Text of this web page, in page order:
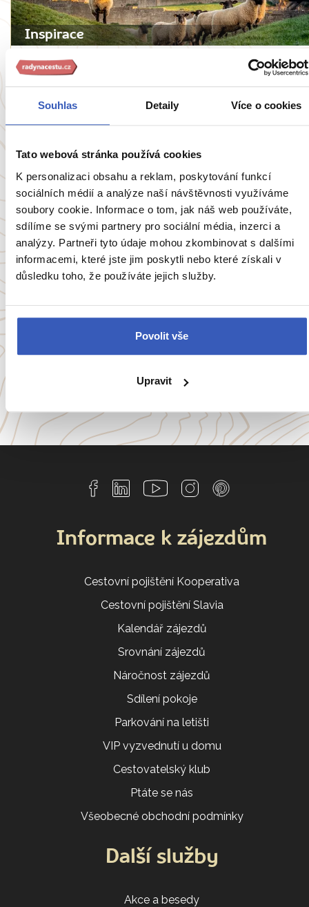
Souhlas Detaily Více o cookies
Tato webová stránka používá cookies
K personalizaci obsahu a reklam, poskytování funkcí
sociálních médií a analýze naší návštěvnosti využíváme
soubory cookie. Informace o tom, jak náš web používáte,
sdílíme se svými partnery pro sociální média, inzerci a
analýzy. Partneři tyto údaje mohou zkombinovat s dalšími
informacemi, které jste jim poskytli nebo které získali v
důsledku toho, že používáte jejich služby.
Povolit vše
Upravit
Inspirace
Pět nejmalebnějších vesnic Anglie: klenoty
eleganci
Zobrazit všechny články o Anglii
Oblíbené cíle
Anglie Belgie Francie Irsko
54 dalších koutů světa
Informace k zájezdům
Cestovní pojištění Kooperativa
Cestovní pojištění Slavia
Kalendář zájezdů
Srovnání zájezdů
Náročnost zájezdů
Sdílení pokoje
Parkování na letišti
VIP vyzvednutí u domu
Cestovatelský klub
Ptáte se nás
Všeobecné obchodní podmínky
Další služby
Akce a besedy